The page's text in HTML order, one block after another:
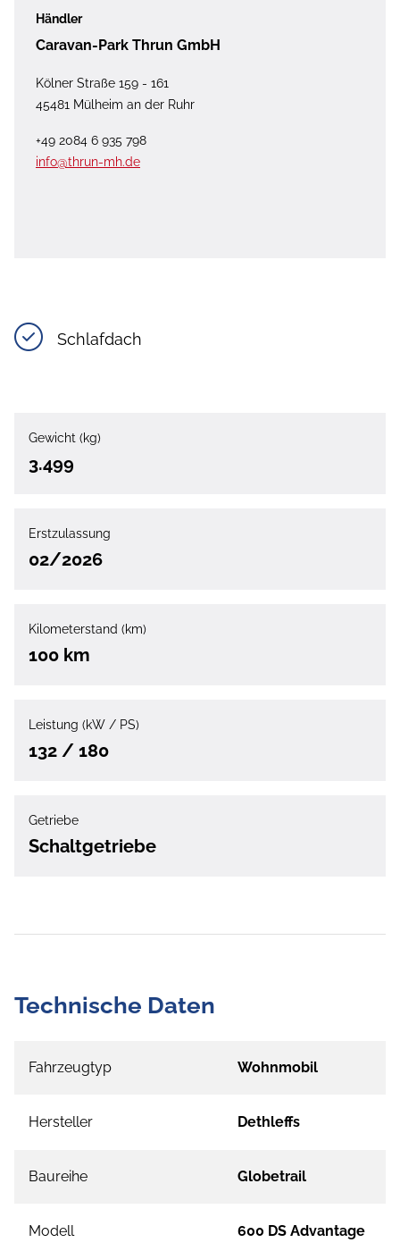
Händler
Caravan-Park Thrun GmbH
Kölner Straße 159 - 161
45481 Mülheim an der Ruhr
+49 2084 6 935 798
info@thrun-mh.de
Schlafdach
Gewicht (kg)
3.499
Erstzulassung
02/2026
Kilometerstand (km)
100 km
Leistung (kW / PS)
132 / 180
Getriebe
Schaltgetriebe
Technische Daten
Fahrzeugtyp Wohnmobil
Hersteller Dethleffs
Baureihe Globetrail
Modell 600 DS Advantage